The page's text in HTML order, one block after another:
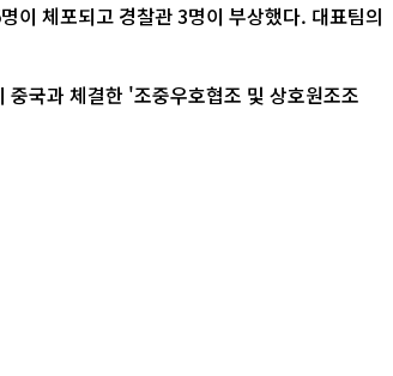
이 체포되고 경찰관 3명이 부상했다. 대표팀의